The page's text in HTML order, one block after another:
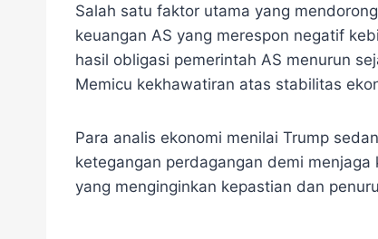
Salah satu faktor utama yang
keuangan AS yang merespon negatif
hasil obligasi pemerintah AS menurun
Memicu kekhawatiran atas stabilitas
Para analis ekonomi menilai Trump
ketegangan perdagangan demi
yang menginginkan kepastian dan